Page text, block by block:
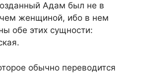
Адам был не в
женщиной, ибо в нем
обе этих сущности:
обычно переводится